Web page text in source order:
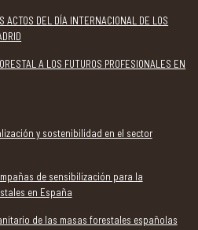
ACTOS DEL DÍA INTERNACIONAL DE LOS
A LOS FUTUROS PROFESIONALES EN
y sostenibilidad en el sector
de sensibilización para la
en España
de las masas forestales españolas